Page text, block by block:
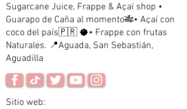
Sugarcane Juice, Frappe & Açaí shop •
Guarapo de Caña al momento🎋• Açaí con
coco del país🇵🇷 🥥• Frappe con frutas
Naturales. 📍Aguada, San Sebastián,
Aguadilla
Sitio web: